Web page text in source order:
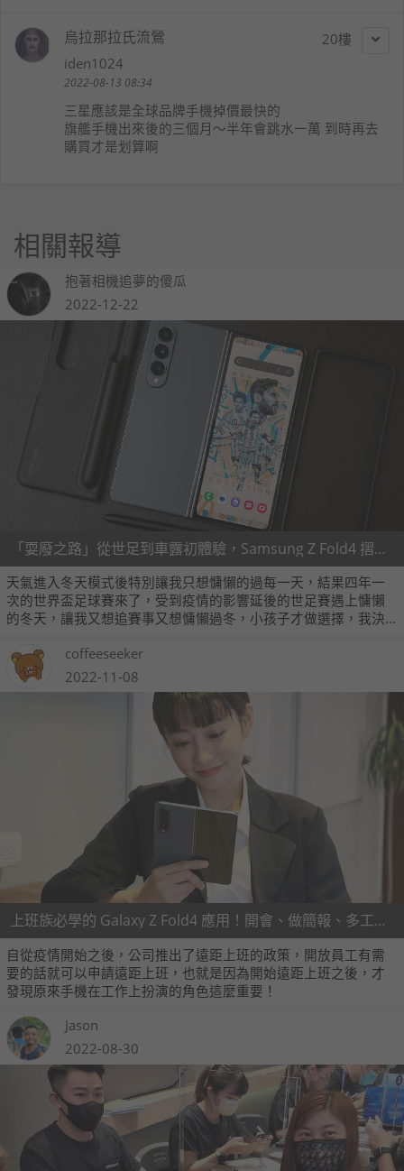
20
烏拉那拉氏流鶯
iden1024
2022-08-13 08:34
三星應該是全球品牌手機掉價最快的
旗艦手機出來後的三個月～半年會跳水一萬 到時再去
購買才是划算啊
相關報導
抱著相機追夢的傻瓜
2022-12-22
「耍廢之路」從世足到車露初體驗，Samsung Z Fold4 摺出我的慵懶時光
天氣進入冬天模式後特別讓我只想慵懶的過每一天，結果四年一
次的世界盃足球賽來了，受到疫情的影響延後的世足賽遇上慵懶
的冬天，讓我又想追賽事又想慵懶過冬，小孩子才做選擇，我決
coffeeseeker
2022-11-08
上班族必學的 Galaxy Z Fold4 應用！開會、做簡報、多工處理都方便
自從疫情開始之後，公司推出了遠距上班的政策，開放員工有需
要的話就可以申請遠距上班，也就是因為開始遠距上班之後，才
發現原來手機在工作上扮演的角色這麼重要！
Jason
2022-08-30